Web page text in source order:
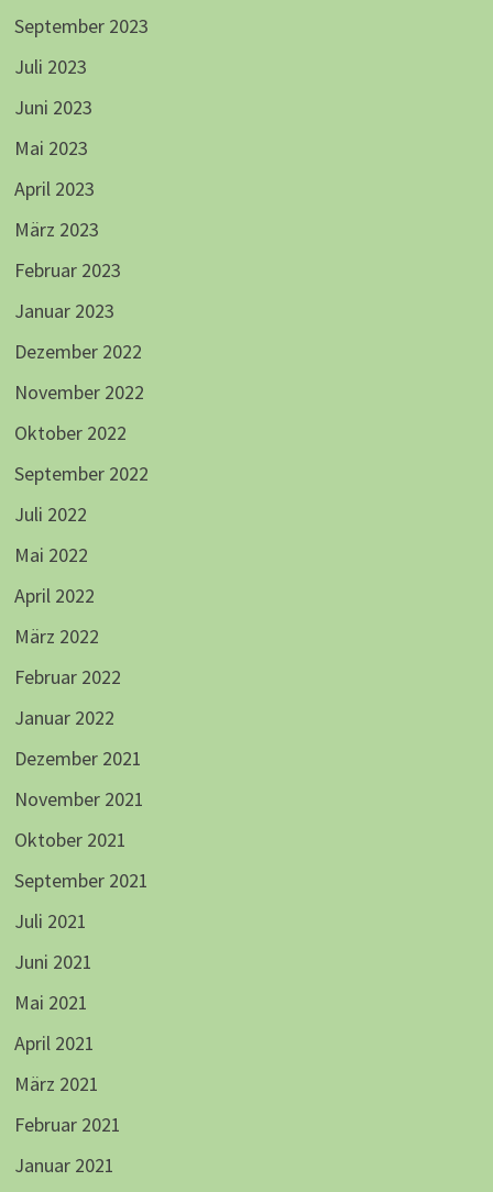
September 2023
Juli 2023
Juni 2023
Mai 2023
April 2023
März 2023
Februar 2023
Januar 2023
Dezember 2022
November 2022
Oktober 2022
September 2022
Juli 2022
Mai 2022
April 2022
März 2022
Februar 2022
Januar 2022
Dezember 2021
November 2021
Oktober 2021
September 2021
Juli 2021
Juni 2021
Mai 2021
April 2021
März 2021
Februar 2021
Januar 2021